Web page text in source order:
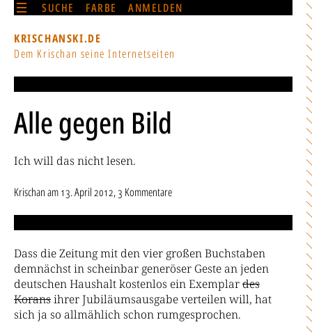
SUCHE FARBE ANMELDEN
KRISCHANSKI.DE
Dem Krischan seine Internetseiten
Alle gegen Bild
Ich will das nicht lesen.
Krischanam13. April 2012, 3 Kommentare
Dass die Zeitung mit den vier großen Buchstaben
demnächst in scheinbar generöser Geste an jeden
deutschen Haushalt kostenlos ein Exemplardes
Koransihrer Jubiläumsausgabe verteilen will, hat
sich ja so allmählich schon rumgesprochen.